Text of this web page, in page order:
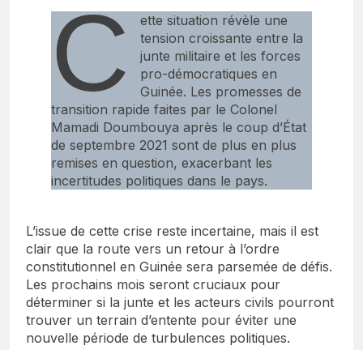
C
ette situation révèle une
tension croissante entre la
junte militaire et les forces
pro-démocratiques en
Guinée. Les promesses de
transition rapide faites par le Colonel
Mamadi Doumbouya après le coup d’État
de septembre 2021 sont de plus en plus
remises en question, exacerbant les
incertitudes politiques dans le pays.
L’issue de cette crise reste incertaine, mais il est
clair que la route vers un retour à l’ordre
constitutionnel en Guinée sera parsemée de défis.
Les prochains mois seront cruciaux pour
déterminer si la junte et les acteurs civils pourront
trouver un terrain d’entente pour éviter une
nouvelle période de turbulences politiques.